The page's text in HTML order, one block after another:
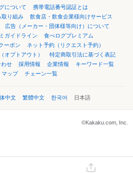
について
携帯電話番号認証とは
取り組み
飲食店・飲食企業様向けサービス
広告（メーカー・団体様等向け）について
ガイドライン
食べログプレミアム
ーポン
ネット予約（リクエスト予約）
オプトアウト）
特定商取引法に基づく表記
せ 採用情報 企業情報
キーワード一覧
マップ
チェーン一覧
中文 繁體中文 한국어 日本語
©Kakaku.com, Inc.